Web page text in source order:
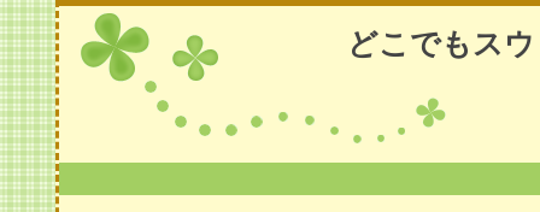
どこでもス